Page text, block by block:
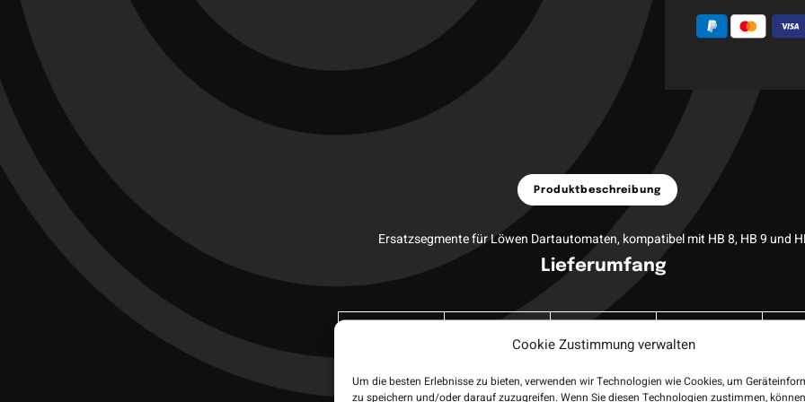
Cookie Zustimmung verwalten
Um die besten Erlebnisse zu bieten, verwenden wir Technologien wie Cookies, um
zu speichern und/oder darauf zuzugreifen. Wenn Sie diesen Technologien zustimmen,
Produktbeschreibung
Ersatzsegmente für Löwen Dartautomaten, kompatibel mit HB 8, HB 9 und
Lieferumfang
Double Set Triple Set
1x Double Segment blau